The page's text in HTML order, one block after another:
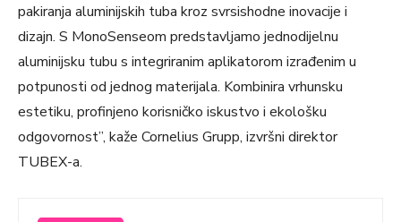
pakiranja aluminijskih tuba kroz svrsishodne inovacije i
dizajn. S MonoSenseom predstavljamo jednodijelnu
aluminijsku tubu s integriranim aplikatorom izrađenim u
potpunosti od jednog materijala. Kombinira vrhunsku
estetiku, profinjeno korisničko iskustvo i ekološku
odgovornost”, kaže Cornelius Grupp, izvršni direktor
TUBEX-a.